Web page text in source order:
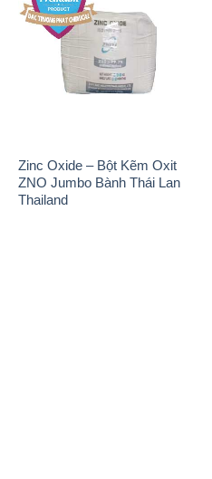
Zinc Oxide – Bột Kẽm Oxit
ZNO Jumbo Bành Thái Lan
Thailand